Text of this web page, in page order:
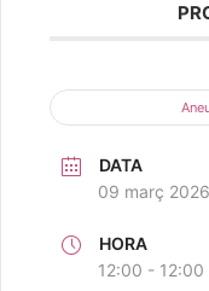
DATA
09 març 2026
HORA
12:00 - 12:00